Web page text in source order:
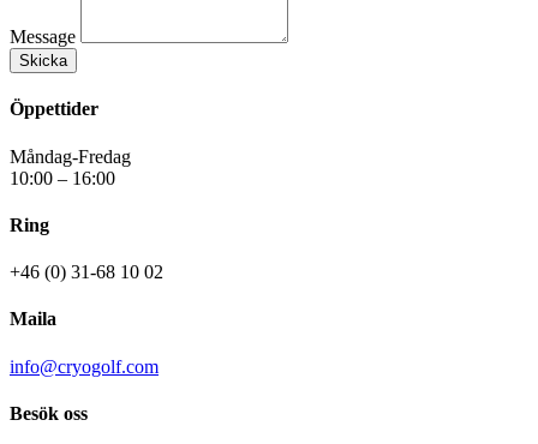
Message
Skicka
Öppettider
Måndag-Fredag
10:00 – 16:00
Ring
+46 (0) 31-68 10 02
Maila
info@cryogolf.com
Besök oss